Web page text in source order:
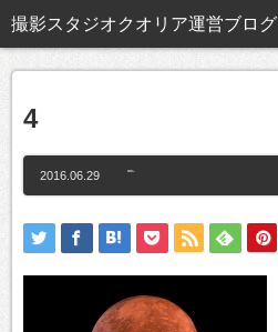
撮影スタジオクオリア運営ブログ
4
2016.06.29